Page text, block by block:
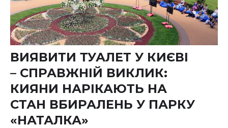
ВИЯВИТИ ТУАЛЕТ У КИЄВІ
– СПРАВЖНІЙ ВИКЛИК:
КИЯНИ НАРІКАЮТЬ НА
СТАН ВБИРАЛЕНЬ У ПАРКУ
«НАТАЛКА»